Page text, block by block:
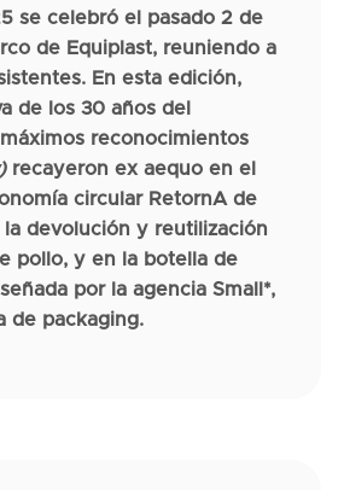
se celebró el pasado 2 de
de Equiplast, reuniendo a
En esta edición,
de los 30 años del
reconocimientos
recayeron ex aequo en el
circular RetornA de
la devolución y reutilización
pollo, y en la botella de
por la agencia Small*,
de packaging.